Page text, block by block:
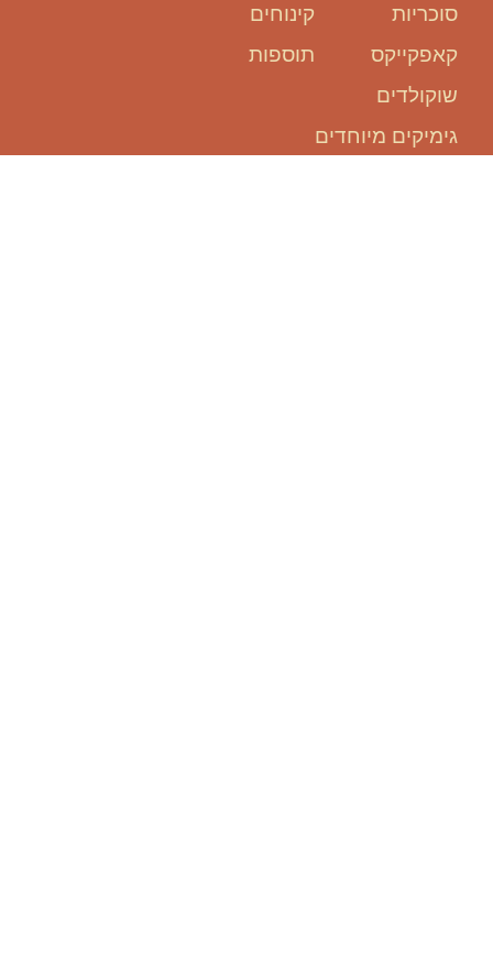
סוכריות
קאפקייקס
שוקולדים
גימיקים מיוחדים
קינוחים
תוספות